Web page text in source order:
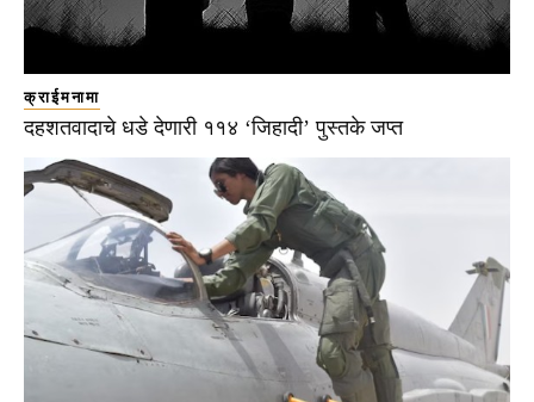
क्राईमनामा
दहशतवादाचे धडे देणारी ११४ ‘जिहादी’ पुस्तके जप्त